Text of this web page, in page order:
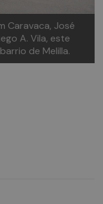
Caravaca, José
A. Vila, este
de Melilla.